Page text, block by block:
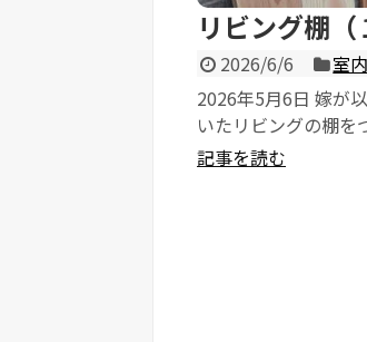
リビング棚
2026/6/6
室
2026年5月6日 嫁が
いたリビングの棚を
た。 子どもたちのも
記事を読む